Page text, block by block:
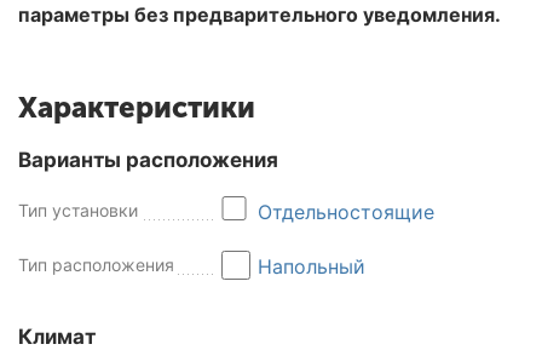
параметры без предварительного уведомления.
Характеристики
Варианты расположения
Тип установки Отдельностоящие
Тип расположения Напольный
Климат